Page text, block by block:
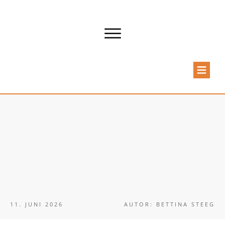
11. JUNI 2026 AUTOR: BETTINA STEEG